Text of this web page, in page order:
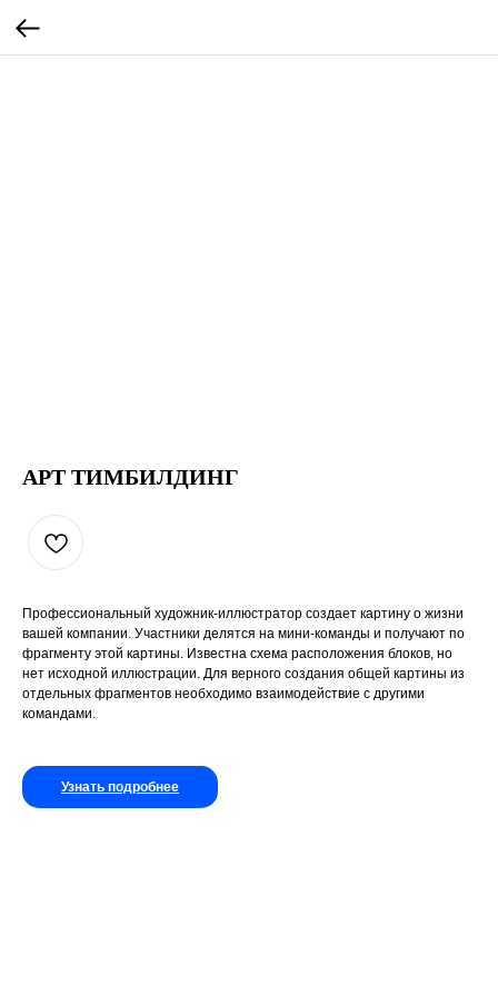
АРТ ТИМБИЛДИНГ
Профессиональный художник-иллюстратор создает картину о жизни
вашей компании. Участники делятся на мини-команды и получают по
фрагменту этой картины. Известна схема расположения блоков, но
нет исходной иллюстрации. Для верного создания общей картины из
отдельных фрагментов необходимо взаимодействие с другими
командами.
Узнать подробнее